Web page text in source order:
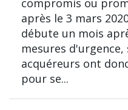
après le 3 mars
débute un mois
mesures d'urgence,
acquéreurs ont
pour se...